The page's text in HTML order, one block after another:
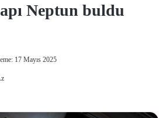
Neptun buldu
17 Mayıs 2025